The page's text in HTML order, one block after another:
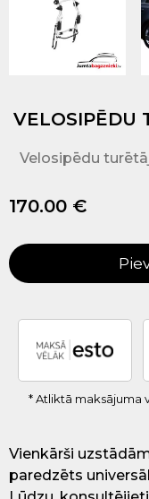
VELOSIPĒDU
Velosipēdu
170.00 €
* Atliktā maksājuma
Vienkārši
paredzēts